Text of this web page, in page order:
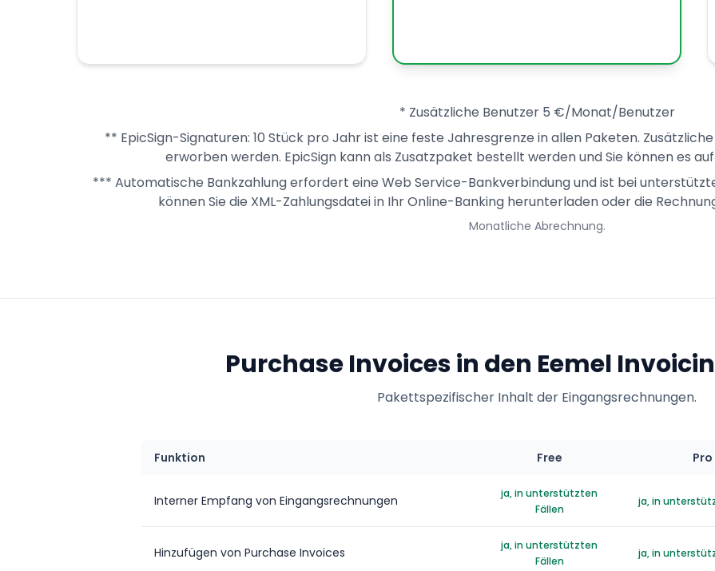
* Zusätzliche Benutzer 5 €/Monat/Benutzer
** EpicSign-Signaturen: 10 Stück pro Jahr ist eine feste Jahresgrenze in allen Paketen.
erworben werden. EpicSign kann als Zusatzpaket bestellt werden und Sie können es
*** Automatische Bankzahlung erfordert eine Web Service-Bankverbindung und ist bei
können Sie die XML-Zahlungsdatei in Ihr Online-Banking herunterladen oder die
Monatliche Abrechnung.
Purchase Invoices in den Eemel
Pakettspezifischer Inhalt der Eingangsrechnungen.
Funktion Free Pro
Interner Empfang von Eingangsrechnungen
ja, in unterstützten
Fällen
ja, in
Hinzufügen von Purchase Invoices
ja, in unterstützten
Fällen
ja, in